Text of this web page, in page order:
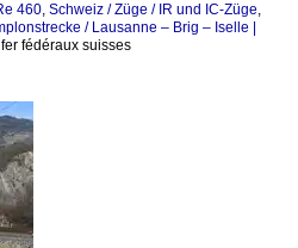
460, Schweiz / Züge / IR und IC-Züge,
/ Lausanne – Brig – Iselle |
fédéraux suisses